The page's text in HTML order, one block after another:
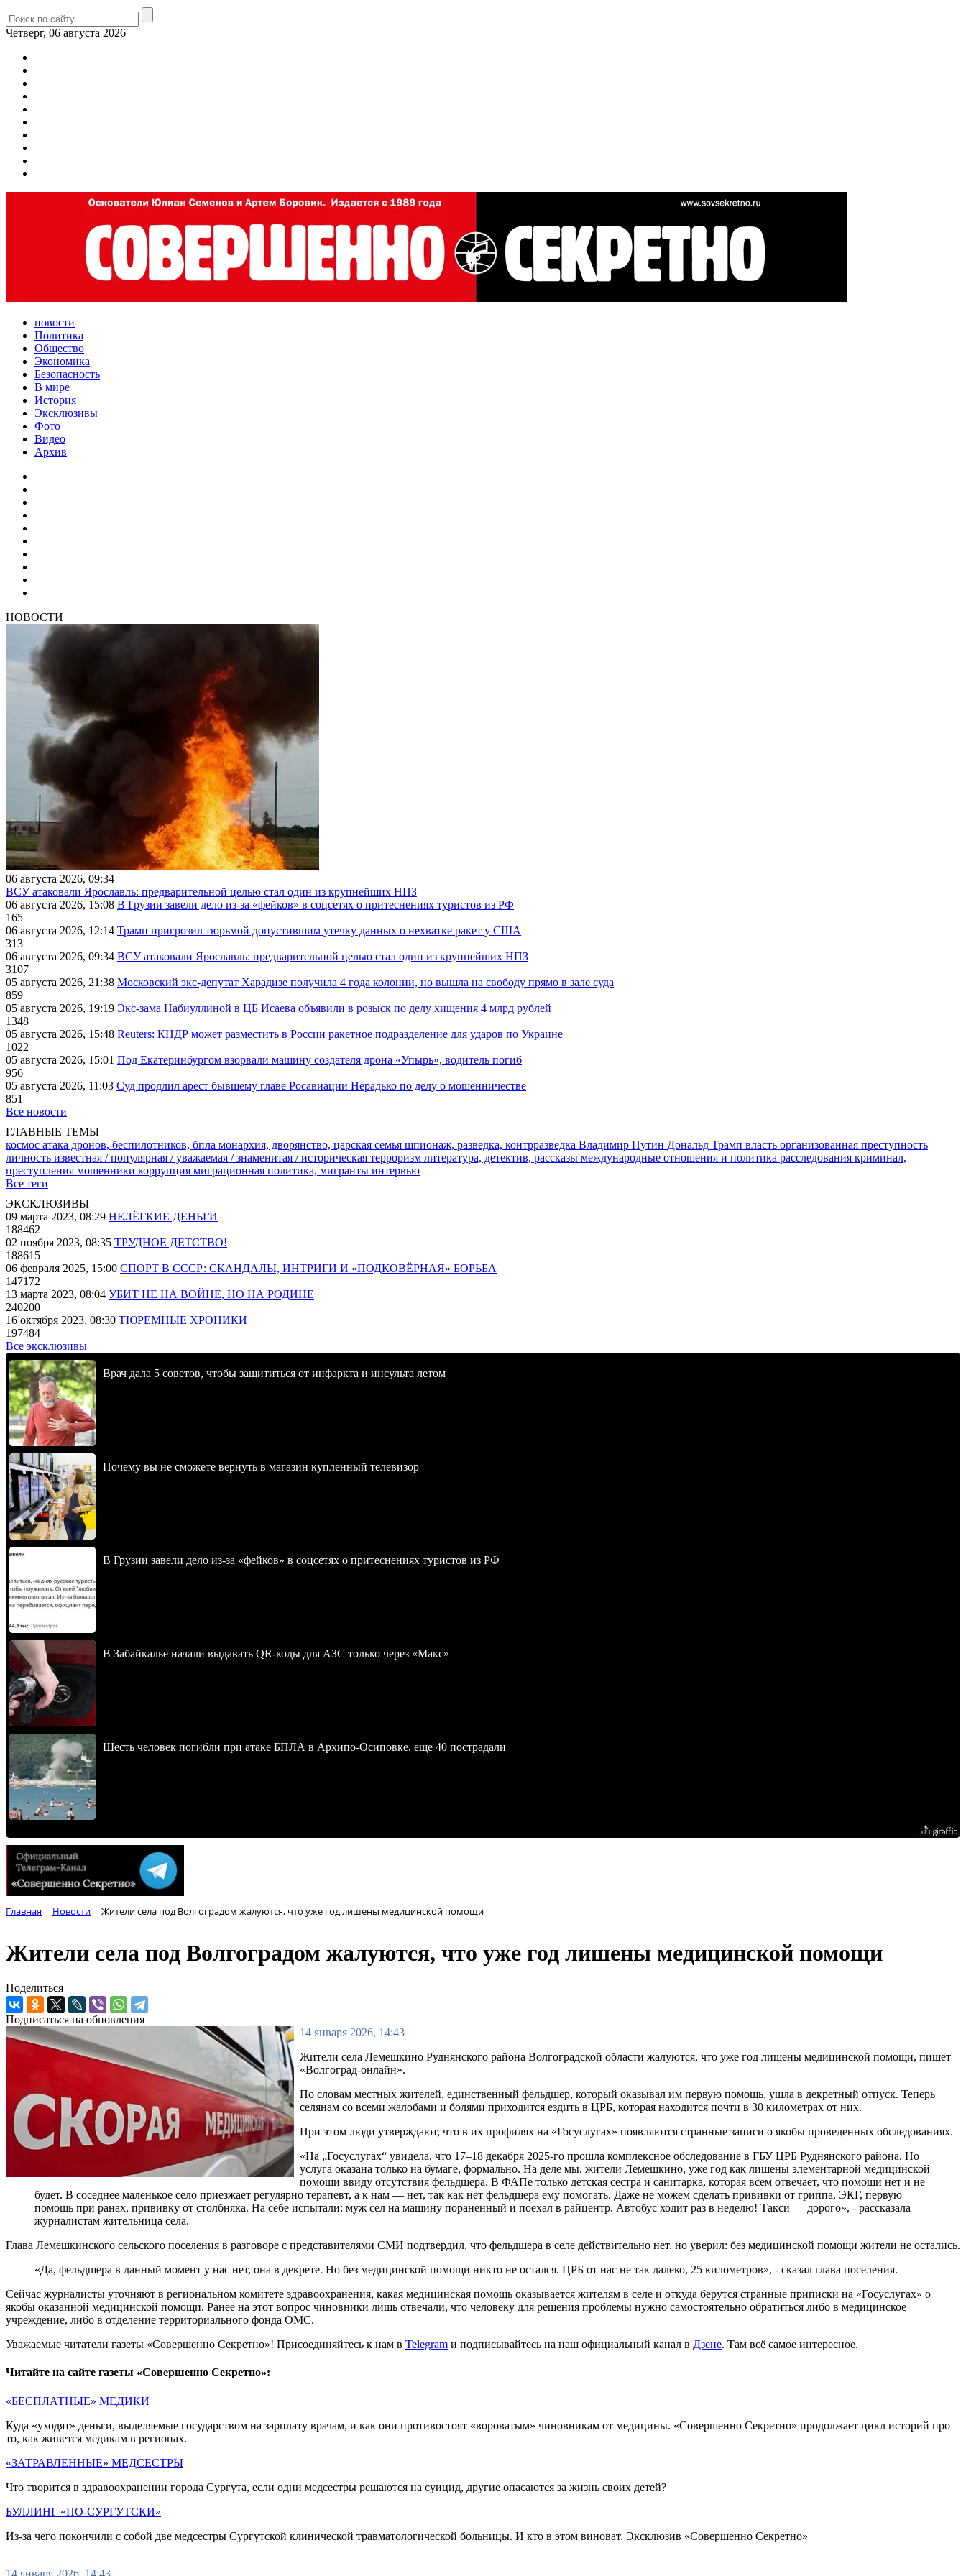
Четверг, 06 августа 2026
новости
Политика
Общество
Экономика
Безопасность
В мире
История
Эксклюзивы
Фото
Видео
Архив
НОВОСТИ
06 августа 2026, 09:34
ВСУ атаковали Ярославль: предварительной целью стал один из крупнейших НПЗ
06 августа 2026, 15:08 В Грузии завели дело из-за «фейков» в соцсетях о притеснениях туристов из РФ
165
06 августа 2026, 12:14 Трамп пригрозил тюрьмой допустившим утечку данных о нехватке ракет у США
313
06 августа 2026, 09:34 ВСУ атаковали Ярославль: предварительной целью стал один из крупнейших НПЗ
3107
05 августа 2026, 21:38 Московский экс-депутат Харадизе получила 4 года колонии, но вышла на свободу прямо в зале суда
859
05 августа 2026, 19:19 Экс-зама Набиуллиной в ЦБ Исаева объявили в розыск по делу хищения 4 млрд рублей
1348
05 августа 2026, 15:48 Reuters: КНДР может разместить в России ракетное подразделение для ударов по Украине
1022
05 августа 2026, 15:01 Под Екатеринбургом взорвали машину создателя дрона «Упырь», водитель погиб
956
05 августа 2026, 11:03 Суд продлил арест бывшему главе Росавиации Нерадько по делу о мошенничестве
851
Все новости
ГЛАВНЫЕ ТЕМЫ
космос атака дронов, беспилотников, бпла монархия, дворянство, царская семья шпионаж, разведка, контрразведка Владимир Путин Дональд Трамп власть организованная преступность
личность известная / популярная / уважаемая / знаменитая / историческая терроризм литература, детектив, рассказы международные отношения и политика расследования криминал,
преступления мошенники коррупция миграционная политика, мигранты интервью
Все теги
ЭКСКЛЮЗИВЫ
09 марта 2023, 08:29 НЕЛЁГКИЕ ДЕНЬГИ
188462
02 ноября 2023, 08:35 ТРУДНОЕ ДЕТСТВО!
188615
06 февраля 2025, 15:00 СПОРТ В СССР: СКАНДАЛЫ, ИНТРИГИ И «ПОДКОВЁРНАЯ» БОРЬБА
147172
13 марта 2023, 08:04 УБИТ НЕ НА ВОЙНЕ, НО НА РОДИНЕ
240200
16 октября 2023, 08:30 ТЮРЕМНЫЕ ХРОНИКИ
197484
Все эксклюзивы
Врач дала 5 советов, чтобы защититься от инфаркта и инсульта летом
Почему вы не сможете вернуть в магазин купленный телевизор
В Грузии завели дело из-за «фейков» в соцсетях о притеснениях туристов из РФ
В Забайкалье начали выдавать QR-коды для АЗС только через «Макс»
Шесть человек погибли при атаке БПЛА в Архипо-Осиповке, еще 40 пострадали
Главная Новости Жители села под Волгоградом жалуются, что уже год лишены медицинской помощи
Жители села под Волгоградом жалуются, что уже год лишены медицинской помощи
Поделиться
Подписаться на обновления
14 января 2026, 14:43
Жители села Лемешкино Руднянского района Волгоградской области жалуются, что уже год лишены медицинской помощи, пишет
«Волгоград-онлайн».
По словам местных жителей, единственный фельдшер, который оказывал им первую помощь, ушла в декретный отпуск. Теперь
селянам со всеми жалобами и болями приходится ездить в ЦРБ, которая находится почти в 30 километрах от них.
При этом люди утверждают, что в их профилях на «Госуслугах» появляются странные записи о якобы проведенных обследованиях.
«На „Госуслугах“ увидела, что 17–18 декабря 2025-го прошла комплексное обследование в ГБУ ЦРБ Руднянского района. Но
услуга оказана только на бумаге, формально. На деле мы, жители Лемешкино, уже год как лишены элементарной медицинской
помощи ввиду отсутствия фельдшера. В ФАПе только детская сестра и санитарка, которая всем отвечает, что помощи нет и не
будет. В соседнее маленькое село приезжает регулярно терапевт, а к нам — нет, так как нет фельдшера ему помогать. Даже не можем сделать прививки от гриппа, ЭКГ, первую
помощь при ранах, прививку от столбняка. На себе испытали: муж сел на машину пораненный и поехал в райцентр. Автобус ходит раз в неделю! Такси — дорого», - рассказала
журналистам жительница села.
Глава Лемешкинского сельского поселения в разговоре с представителями СМИ подтвердил, что фельдшера в селе действительно нет, но уверил: без медицинской помощи жители не остались.
«Да, фельдшера в данный момент у нас нет, она в декрете. Но без медицинской помощи никто не остался. ЦРБ от нас не так далеко, 25 километров», - сказал глава поселения.
Сейчас журналисты уточняют в региональном комитете здравоохранения, какая медицинская помощь оказывается жителям в селе и откуда берутся странные приписки на «Госуслугах» о
якобы оказанной медицинской помощи. Ранее на этот вопрос чиновники лишь отвечали, что человеку для решения проблемы нужно самостоятельно обратиться либо в медицинское
учреждение, либо в отделение территориального фонда ОМС.
Уважаемые читатели газеты «Совершенно Секретно»! Присоединяйтесь к нам в Telegram и подписывайтесь на наш официальный канал в Дзене. Там всё самое интересное.
Читайте на сайте газеты «Совершенно Секретно»:
«БЕСПЛАТНЫЕ» МЕДИКИ
Куда «уходят» деньги, выделяемые государством на зарплату врачам, и как они противостоят «вороватым» чиновникам от медицины. «Совершенно Секретно» продолжает цикл историй про
то, как живется медикам в регионах.
«ЗАТРАВЛЕННЫЕ» МЕДСЕСТРЫ
Что творится в здравоохранении города Сургута, если одни медсестры решаются на суицид, другие опасаются за жизнь своих детей?
БУЛЛИНГ «ПО-СУРГУТСКИ»
Из-за чего покончили с собой две медсестры Сургутской клинической травматологической больницы. И кто в этом виноват. Эксклюзив «Совершенно Секретно»
14 января 2026, 14:43